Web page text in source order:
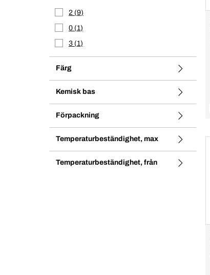
2 9
0 1
3 1
Färg
Kemisk bas
Förpackning
Temperaturbeständighet, max
Temperaturbeständighet, från